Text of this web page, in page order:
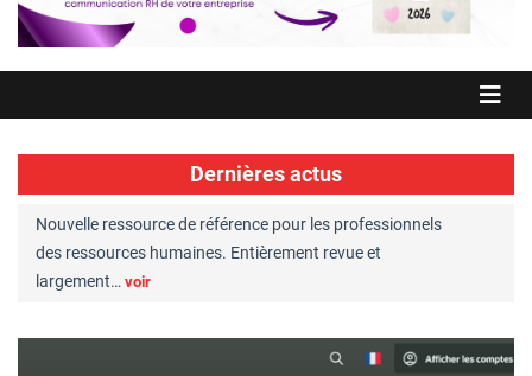
Dernières actus
Nouvelle ressource de référence pour les professionnels
des ressources humaines. Entièrement revue et
largement… voir